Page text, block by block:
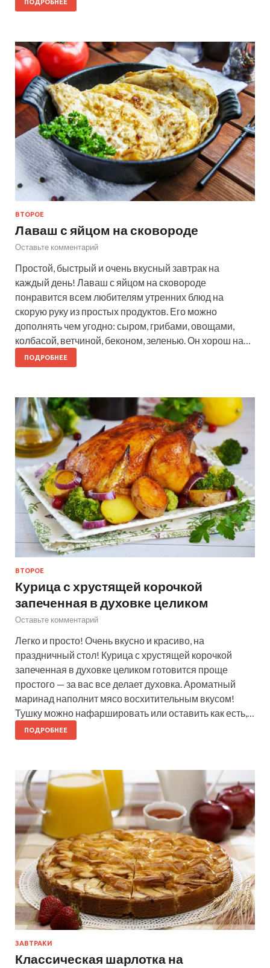
ПОДРОБНЕЕ
ВТОРОЕ
Лаваш с яйцом на сковороде
Оставьте комментарий
Простой, быстрый и очень вкусный завтрак на
каждый день! Лаваш с яйцом на сковороде
понравится всем любителям утренних блюд на
скорую руку из простых продуктов. Его можно
дополнять чем угодно: сыром, грибами, овощами,
колбасой, ветчиной, беконом, зеленью. Он хорош на…
ПОДРОБНЕЕ
ВТОРОЕ
Курица с хрустящей корочкой
запеченная в духовке целиком
Оставьте комментарий
Легко и просто! Очень вкусно и красиво, на
праздничный стол! Курица с хрустящей корочкой
запеченная в духовке целиком готовится проще
простого — за вас все делает духовка. Ароматный
маринад наполнит мясо восхитительным вкусом!
Тушку можно нафаршировать или оставить как есть,…
ПОДРОБНЕЕ
ЗАВТРАКИ
Классическая шарлотка на